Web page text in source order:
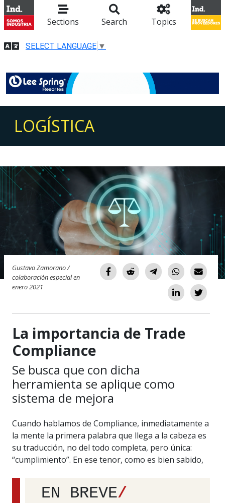
Sections Search Topics
SELECT LANGUAGE ▼
LOGÍSTICA
Gustavo Zamorano /
colaboración especial en
enero 2021
La importancia de Trade
Compliance
Se busca que con dicha
herramienta se aplique como
sistema de mejora
Cuando hablamos de Compliance, inmediatamente a
la mente la primera palabra que llega a la cabeza es
su traducción, no del todo completa, pero única:
“cumplimiento”.
EN BREVE/
En ese tenor, como es bien sabido,